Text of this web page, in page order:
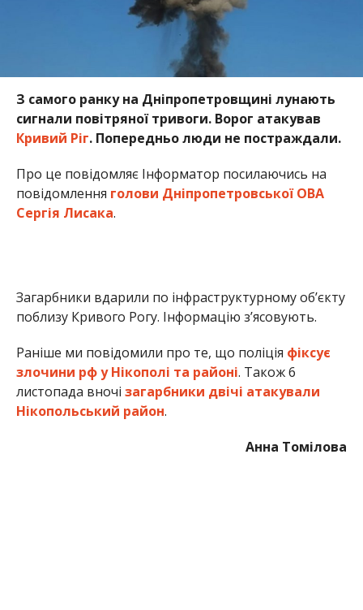
З самого ранку на Дніпропетровщині лунають
сигнали повітряної тривоги. Ворог атакував
Кривий Ріг. Попередньо люди не постраждали.
Про це повідомляє Інформатор посилаючись на
повідомлення голови Дніпропетровської ОВА
Сергія Лисака.
Загарбники вдарили по інфраструктурному об’єкту
поблизу Кривого Рогу. Інформацію з’ясовують.
Раніше ми повідомили про те, що поліція фіксує
злочини рф у Нікополі та районі. Також 6
листопада вночі загарбники двічі атакували
Нікопольський район.
Анна Томілова